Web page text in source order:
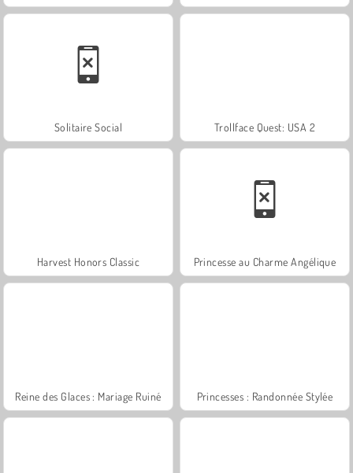
Solitaire Social Trollface Quest: USA 2
Harvest Honors Classic Princesse au Charme Angélique
Reine des Glaces : Mariage Ruiné Princesses : Randonnée Stylée